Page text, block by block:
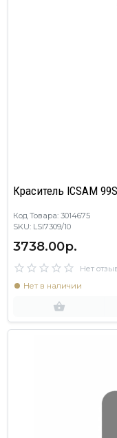
Краситель ICSAM
Код Товара: 3014675
SKU: LSI7309/10
3738.00р.
Нет
Нет в наличии